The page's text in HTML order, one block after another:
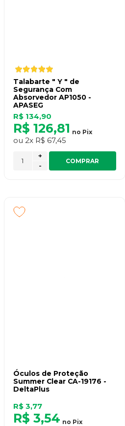
Talabarte " Y " de
Segurança Com
Absorvedor AP1050 -
APASEG
R$ 134,90
R$ 126,81 no Pix
ou 2x R$ 67,45
-
+
COMPRAR
Óculos de Proteção
Summer Clear CA-19176 -
DeltaPlus
R$ 3,77
R$ 3,54 no Pix